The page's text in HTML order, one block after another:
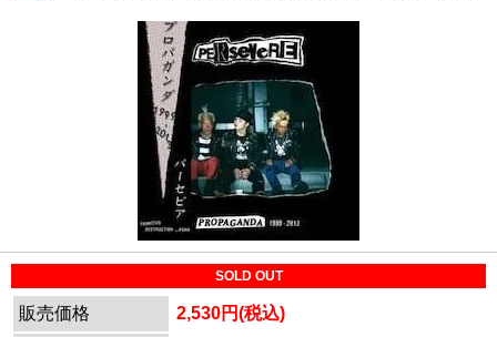
SOLD OUT
販売価格
2,530円(税込)